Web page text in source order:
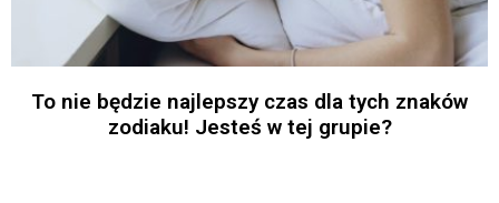
To nie będzie najlepszy czas dla tych znaków
zodiaku! Jesteś w tej grupie?